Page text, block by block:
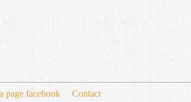
page facebook Contact